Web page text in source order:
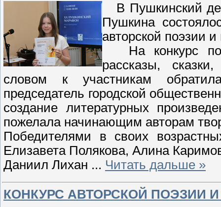
В Пушкинский
Пушкина
авторской поэзии
На конкурс
рассказы,
словом к участникам
председатель городской
создание литературных
пожелала начинающим авторам
Победителями в своих
Елизавета Полякова, Алина
Даниил Лихан ... Читать дальше »
КОНКУРС АВТОРСКОЙ ПОЭЗИИ И